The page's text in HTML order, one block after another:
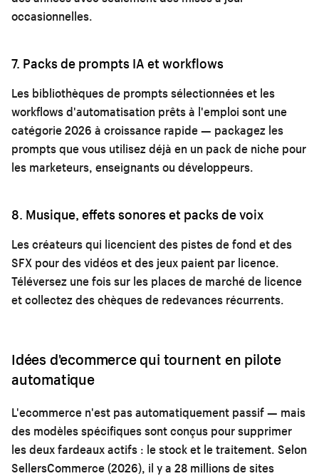
occasionnelles.
7. Packs de prompts IA et workflows
Les bibliothèques de prompts sélectionnées et les
workflows d'automatisation prêts à l'emploi sont une
catégorie 2026 à croissance rapide — packagez les
prompts que vous utilisez déjà en un pack de niche pour
les marketeurs, enseignants ou développeurs.
8. Musique, effets sonores et packs de voix
Les créateurs qui licencient des pistes de fond et des
SFX pour des vidéos et des jeux paient par licence.
Téléversez une fois sur les places de marché de licence
et collectez des chèques de redevances récurrents.
Idées d'ecommerce qui tournent en pilote
automatique
L'ecommerce n'est pas automatiquement passif — mais
des modèles spécifiques sont conçus pour supprimer
les deux fardeaux actifs : le stock et le traitement. Selon
SellersCommerce (2026), il y a 28 millions de sites